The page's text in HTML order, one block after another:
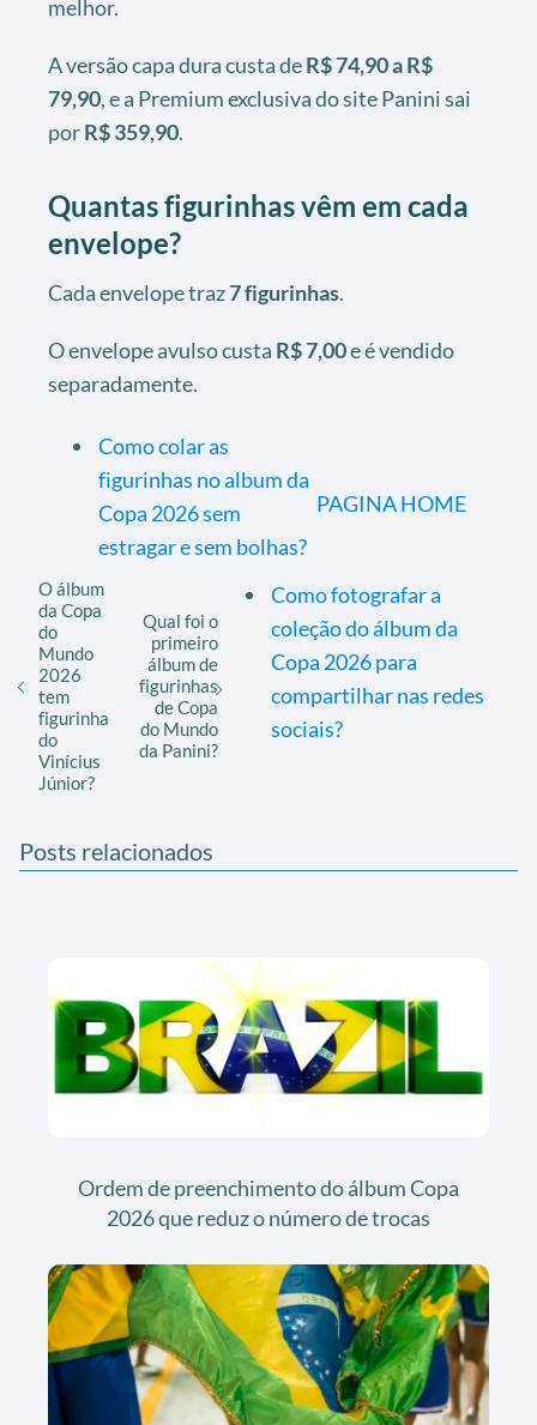
melhor.
A versão capa dura custa deR$ 74,90 a R$
79,90, e a Premium exclusiva do site Panini sai
porR$ 359,90.
Quantas figurinhas vêm em cada
envelope?
Cada envelope traz7 figurinhas.
O envelope avulso custa R$ 7,00e é vendido
separadamente.
Como colar as
figurinhas no album da
Copa 2026 sem
estragar e sem bolhas?
Como fotografar a
coleção do álbum da
Copa 2026 para
compartilhar nas redes
sociais?
PAGINA HOME
O álbum
da Copa
do
Mundo
2026
tem
figurinha
do
Vinícius
Júnior?
Qual foi o
primeiro
álbum de
figurinhas
de Copa
do Mundo
da Panini?
Posts relacionados
Ordem de preenchimento do álbum Copa
2026 que reduz o número de trocas